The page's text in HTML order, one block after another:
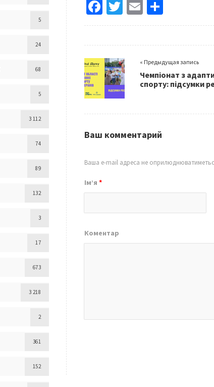
Fa
ce
o
o
k
T
wi
er
E
m
l
h
« Предыдущая запись
Чемпіонат з
спорту: підсумки
Ваш комментарий
Ваша e-mail адреса не
Ім’я*
Коментар
5
24
68
5
3 112
74
89
132
3
17
673
3 218
2
361
152